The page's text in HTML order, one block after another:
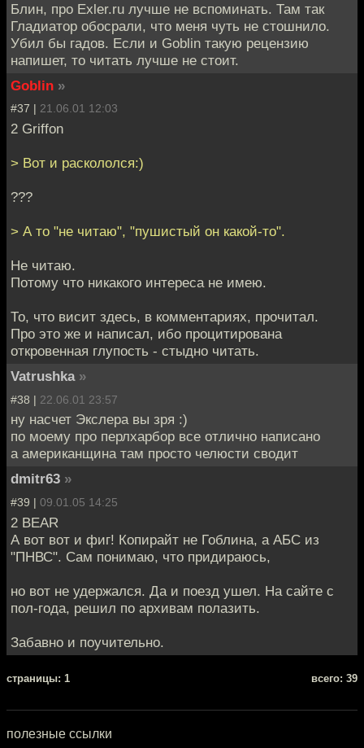
Блин, про Exler.ru лучше не вспоминать. Там так
Гладиатор обосрали, что меня чуть не стошнило.
Убил бы гадов. Если и Goblin такую рецензию
напишет, то читать лучше не стоит.
Goblin »
#37 | 21.06.01 12:03
2 Griffon
> Вот и раскололся:)
???
> А то "не читаю", "пушистый он какой-то".
Не читаю.
Потому что никакого интереса не имею.
То, что висит здесь, в комментариях, прочитал.
Про это же и написал, ибо процитирована
откровенная глупость - стыдно читать.
Vatrushka »
#38 | 22.06.01 23:57
ну насчет Экслера вы зря :)
по моему про перлхарбор все отлично написано
а американщина там просто челюсти сводит
dmitr63 »
#39 | 09.01.05 14:25
2 BEAR
А вот вот и фиг! Копирайт не Гоблина, а АБС из
"ПНВС". Сам понимаю, что придираюсь,
но вот не удержался. Да и поезд ушел. На сайте с
пол-года, решил по архивам полазить.
Забавно и поучительно.
cтраницы: 1 всего: 39
полезные ссылки